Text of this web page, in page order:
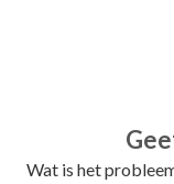
Wat is het